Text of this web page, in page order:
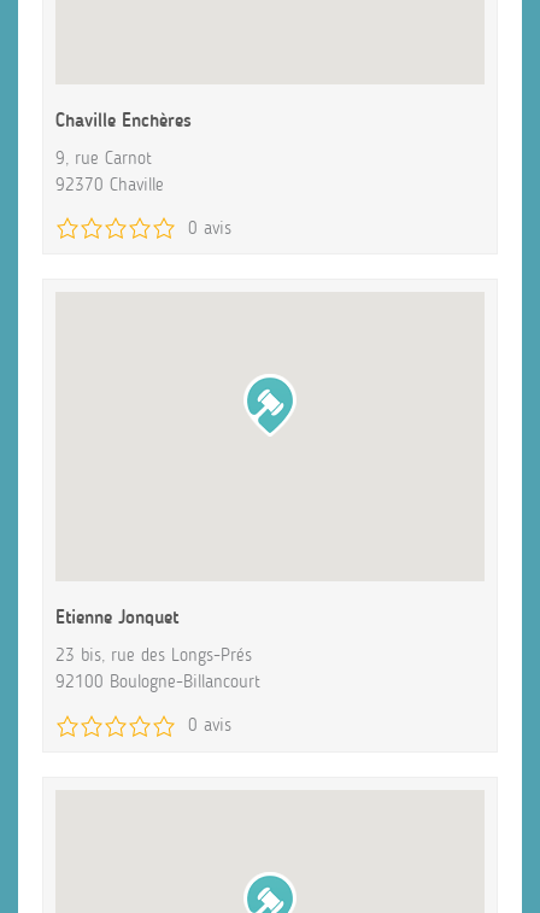
Chaville Enchères
9, rue Carnot
92370 Chaville
0 avis
Etienne Jonquet
23 bis, rue des Longs-Prés
92100 Boulogne-Billancourt
0 avis